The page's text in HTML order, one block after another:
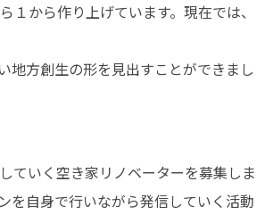
から作り上げています。現在では、
方創生の形を見出すことができまし
いく空き家リノベーターを募集しま
を自身で行いながら発信していく活動